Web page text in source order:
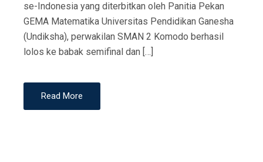
se-Indonesia yang diterbitkan oleh Panitia Pekan
GEMA Matematika Universitas Pendidikan Ganesha
(Undiksha), perwakilan SMAN 2 Komodo berhasil
lolos ke babak semifinal dan […]
Read More